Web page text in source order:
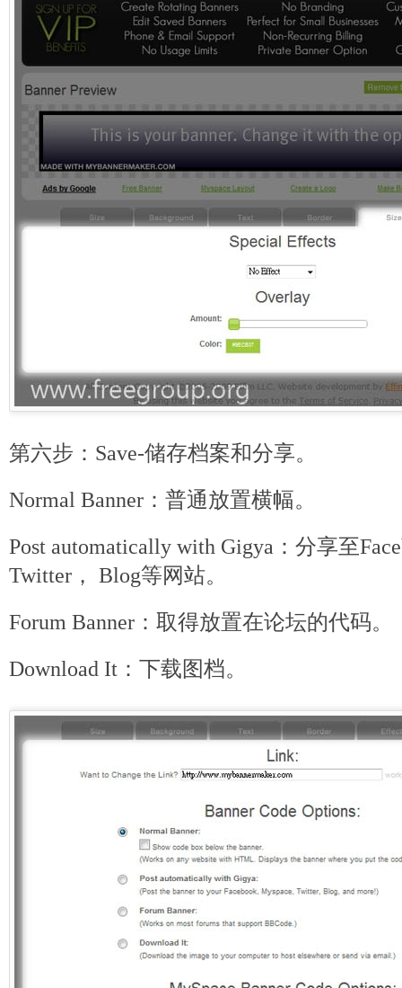
第六步：Save-储存档案和分享。
Normal Banner：普通放置横幅。
Post automatically with Gigya：分享至
Twitter， Blog等网站。
Forum Banner：取得放置在论坛的代码。
Download It：下载图档。